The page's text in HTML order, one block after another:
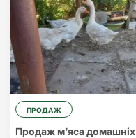
ПРОДАЖ
Продаж м’яса домашніх